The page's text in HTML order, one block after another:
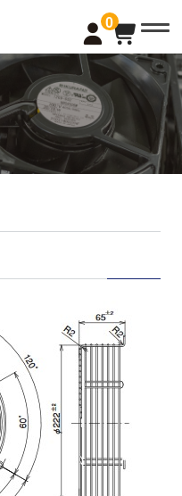
0
t
o
g
l
e
a
v
i
g
a
n